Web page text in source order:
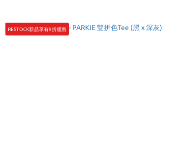
RESTOCK新品享有9折優惠